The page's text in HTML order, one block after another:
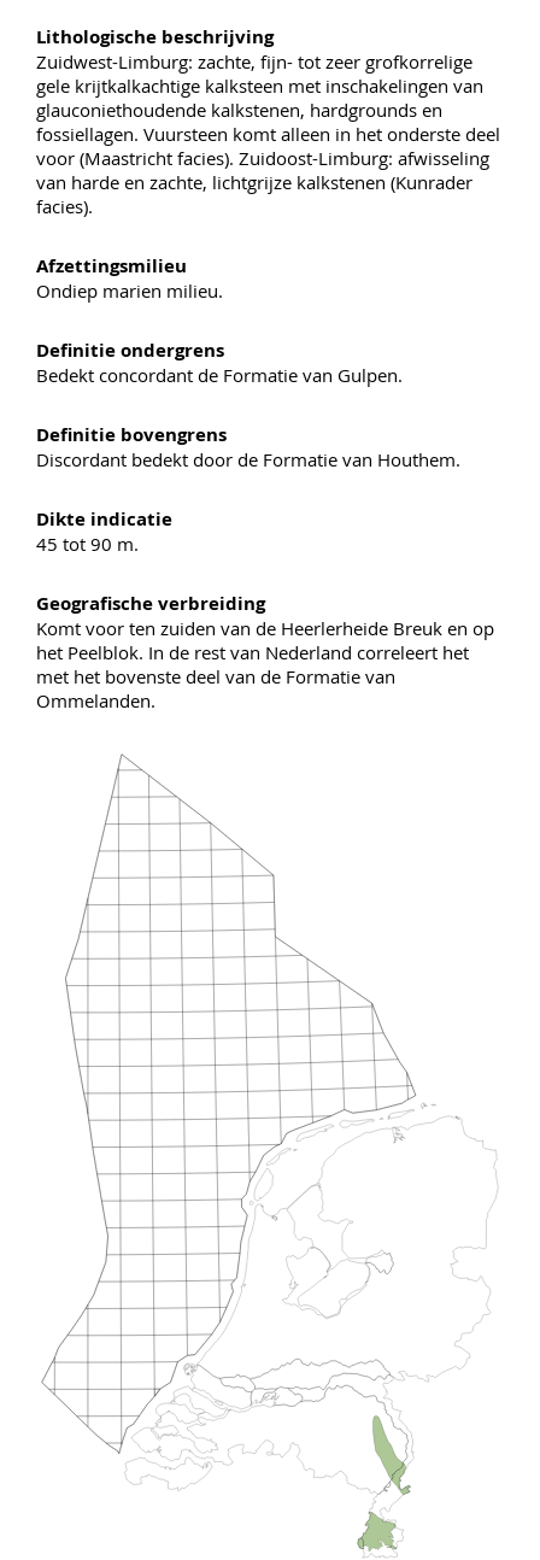
Lithologische beschrijving
Zuidwest-Limburg: zachte, fijn- tot zeer grofkorrelige
gele krijtkalkachtige kalksteen met inschakelingen van
glauconiethoudende kalkstenen, hardgrounds en
fossiellagen. Vuursteen komt alleen in het onderste deel
voor (Maastricht facies). Zuidoost-Limburg: afwisseling
van harde en zachte, lichtgrijze kalkstenen (Kunrader
facies).
Afzettingsmilieu
Ondiep marien milieu.
Definitie ondergrens
Bedekt concordant de Formatie van Gulpen.
Definitie bovengrens
Discordant bedekt door de Formatie van Houthem.
Dikte indicatie
45 tot 90 m.
Geografische verbreiding
Komt voor ten zuiden van de Heerlerheide Breuk en op
het Peelblok. In de rest van Nederland correleert het
met het bovenste deel van de Formatie van
Ommelanden.